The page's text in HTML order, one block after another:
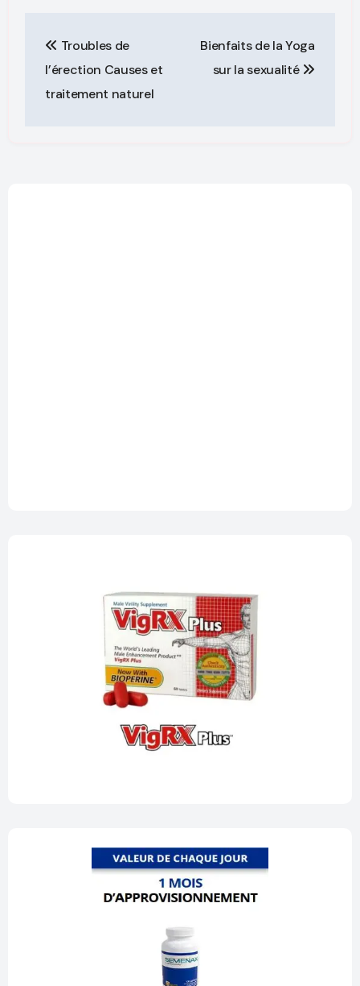
Troubles de
l’érection Causes et
traitement naturel
Bienfaits de la Yoga
sur la sexualité